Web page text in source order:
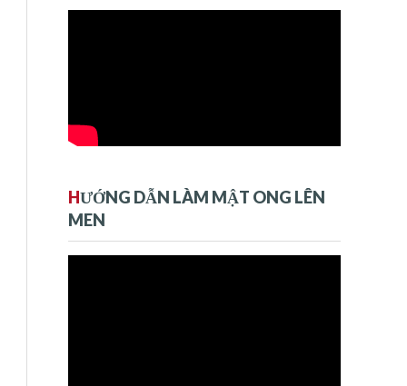
HƯỚNG DẪN LÀM MẬT ONG LÊN
MEN